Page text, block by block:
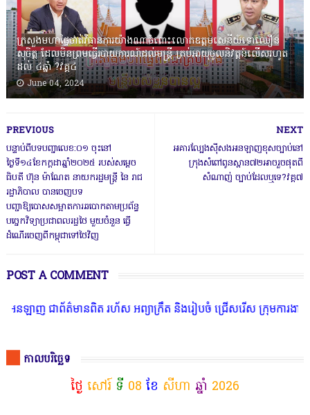
ក្រសួងមហាផ្ទៃចាត់វិធានការយ៉ាងណាចំពោះលោកឧត្តមសេនីយ៍ទោឈឿន
សុចិត្ត ដែលមិនព្រមធ្វើរបាយការណ៍ដល់មន្ត្រី គ្រប់អាយុចូលនិវត្តន៍លើសរហូត
ដល់ ៤ឆ្នាំ ?វគ្គ៤
June 04, 2024
NEXT
អគារល្បែងស៊ីសងអនឡាញខុសច្បាប់នៅ
ក្រុងសំពៅពូនស្ពាន៧២អាចរួចផុតពី
សំណាញ់ ច្បាប់ដែលឬទេ?វគ្គ៧
PREVIOUS
បន្ទាប់ពីបទបញ្ចាលេខ:០១ ចុះនៅ
ថ្ងៃទី១៤ខែកក្តដាឆ្នាំ២០២៥ របស់សម្ដេច
ធិបតី ហ៊ុន ម៉ាណែត នាយករដ្ឋមន្ត្រី នៃ រាជ
រដ្ឋាភិបាល បានចេញបទ
បញ្ជាឱ្យបោសសម្អាតការឆបោកតាមប្រព័ន្ធ
បច្ចេកវិទ្យាប្រជាពលរដ្ឋថៃ មួយចំនួន ធ្វើ
ដំណើរចេញពីកម្ពុជាទៅថៃវិញ
POST A COMMENT
មានពិត រហ័ស អព្យាក្រឹត និងរៀបចំ ជ្រើសរើស ក្រុមការងារ នៅតាមបណ្ត
កាលបរិច្ឆេទ
ថ្ងៃ សៅរ៍ទី 08 ខែ សីហា ឆ្នាំ 2026